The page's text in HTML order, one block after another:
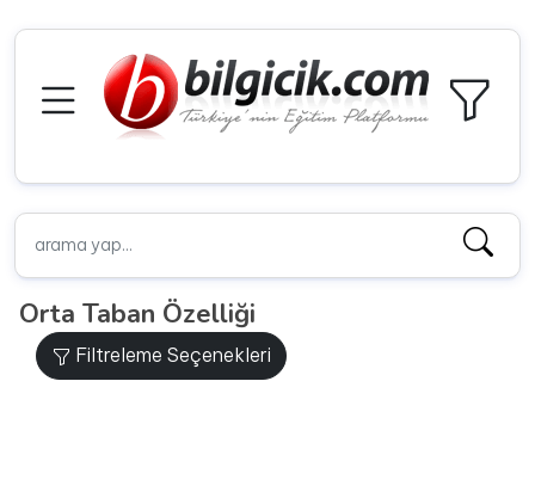
Orta Taban Özelliği
Filtreleme Seçenekleri